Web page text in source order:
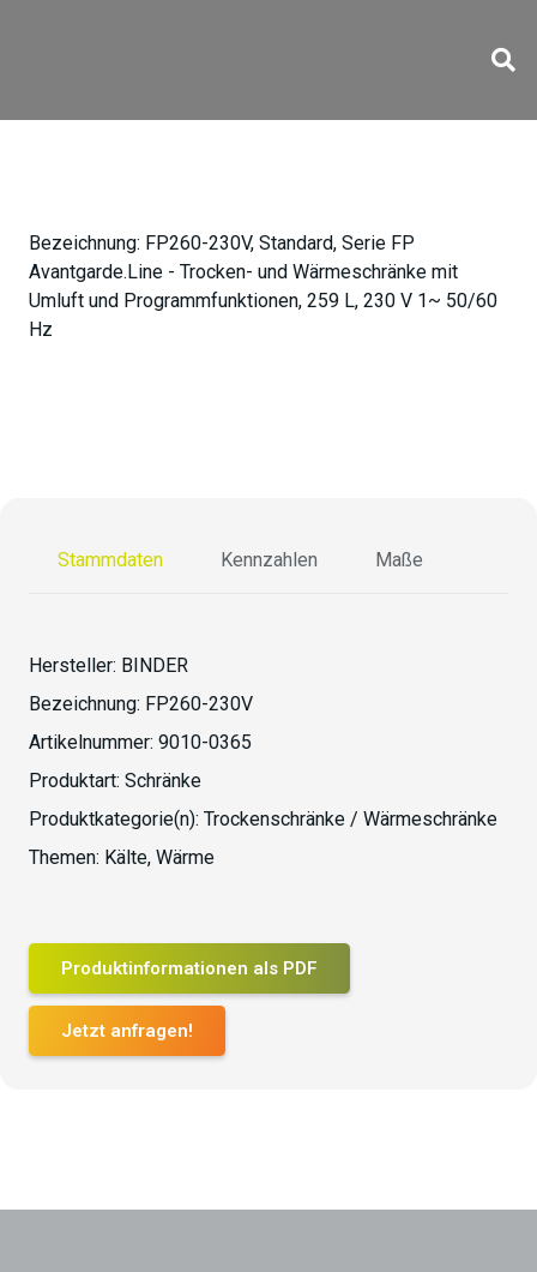
Bezeichnung: FP260-230V, Standard, Serie FP
Avantgarde.Line - Trocken- und Wärmeschränke mit
Umluft und Programmfunktionen, 259 L, 230 V 1~ 50/60
Hz
Stammdaten Kennzahlen Maße
Hersteller: BINDER
Bezeichnung: FP260-230V
Artikelnummer: 9010-0365
Produktart: Schränke
Produktkategorie(n): Trockenschränke / Wärmeschränke
Themen: Kälte, Wärme
Produktinformationen als PDF
Jetzt anfragen!